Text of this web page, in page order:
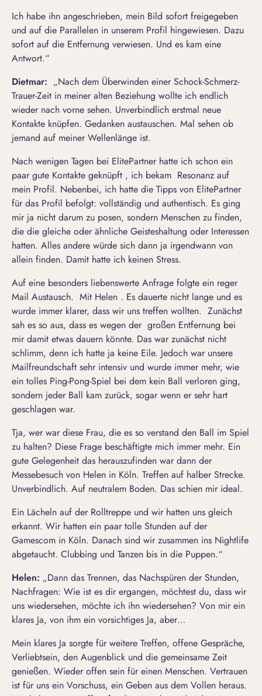
Ich habe ihn angeschrieben, mein Bild sofort freigegeben
und auf die Parallelen in unserem Profil hingewiesen. Dazu
sofort auf die Entfernung verwiesen. Und es kam eine
Antwort.“
Dietmar: „Nach dem Überwinden einer Schock-Schmerz-
Trauer-Zeit in meiner alten Beziehung wollte ich endlich
wieder nach vorne sehen. Unverbindlich erstmal neue
Kontakte knüpfen. Gedanken austauschen. Mal sehen ob
jemand auf meiner Wellenlänge ist.
Nach wenigen Tagen bei ElitePartner hatte ich schon ein
paar gute Kontakte geknüpft , ich bekam Resonanz auf
mein Profil. Nebenbei, ich hatte die Tipps von ElitePartner
für das Profil befolgt: vollständig und authentisch. Es ging
mir ja nicht darum zu posen, sondern Menschen zu finden,
die die gleiche oder ähnliche Geisteshaltung oder Interessen
hatten. Alles andere würde sich dann ja irgendwann von
allein finden. Damit hatte ich keinen Stress.
Auf eine besonders liebenswerte Anfrage folgte ein reger
Mail Austausch. Mit Helen . Es dauerte nicht lange und es
wurde immer klarer, dass wir uns treffen wollten. Zunächst
sah es so aus, dass es wegen der großen Entfernung bei
mir damit etwas dauern könnte. Das war zunächst nicht
schlimm, denn ich hatte ja keine Eile. Jedoch war unsere
Mailfreundschaft sehr intensiv und wurde immer mehr, wie
ein tolles Ping-Pong-Spiel bei dem kein Ball verloren ging,
sondern jeder Ball kam zurück, sogar wenn er sehr hart
geschlagen war.
Tja, wer war diese Frau, die es so verstand den Ball im Spiel
zu halten? Diese Frage beschäftigte mich immer mehr. Ein
gute Gelegenheit das herauszufinden war dann der
Messebesuch von Helen in Köln. Treffen auf halber Strecke.
Unverbindlich. Auf neutralem Boden. Das schien mir ideal.
Ein Lächeln auf der Rolltreppe und wir hatten uns gleich
erkannt. Wir hatten ein paar tolle Stunden auf der
Gamescom in Köln. Danach sind wir zusammen ins Nightlife
abgetaucht. Clubbing und Tanzen bis in die Puppen.“
Helen: „Dann das Trennen, das Nachspüren der Stunden,
Nachfragen: Wie ist es dir ergangen, möchtest du, dass wir
uns wiedersehen, möchte ich ihn wiedersehen? Von mir ein
klares Ja, von ihm ein vorsichtiges Ja, aber…
Mein klares Ja sorgte für weitere Treffen, offene Gespräche,
Verliebtsein, den Augenblick und die gemeinsame Zeit
genießen. Wieder offen sein für einen Menschen. Vertrauen
ist für uns ein Vorschuss, ein Geben aus dem Vollen heraus.